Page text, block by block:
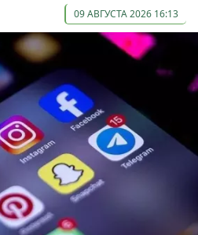
09 АВГУСТА 2026 16:13